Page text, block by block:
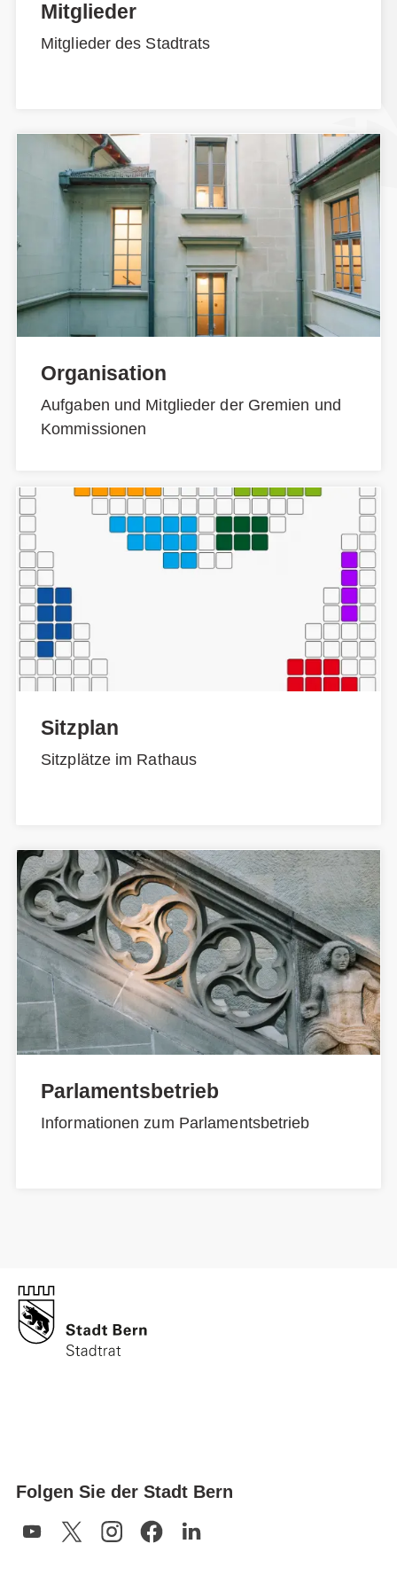
Mitglieder
Mitglieder des Stadtrats
Organisation
Aufgaben und Mitglieder der Gremien und
Kommissionen
Sitzplan
Sitzplätze im Rathaus
Parlamentsbetrieb
Informationen zum Parlamentsbetrieb
Folgen Sie der Stadt Bern